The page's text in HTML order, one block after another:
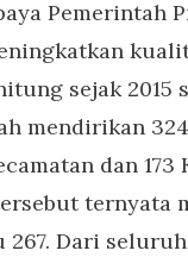
Pemerintah
sejak 2015
mendirikan
dan 173
ternyata
Dari seluruh